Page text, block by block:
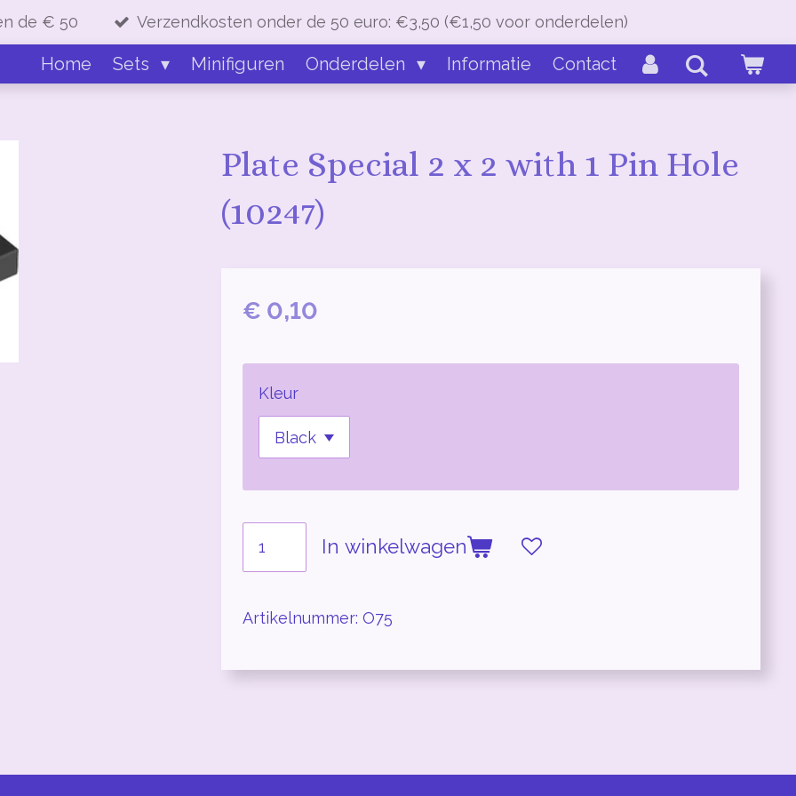
de € 50 Verzendkosten onder de 50 euro: €3,50 (€1,50 voor onderdelen)
Home Sets Minifiguren Onderdelen Informatie Contact
Plate Special 2 x 2 with 1 Pin Hole
(10247)
€ 0,10
Kleur
In winkelwagen
Artikelnummer: O75